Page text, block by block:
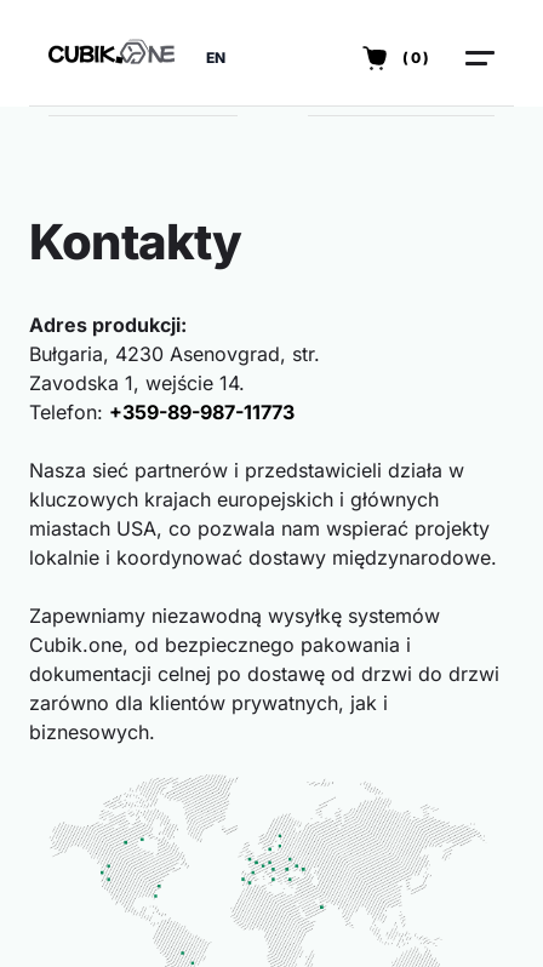
EN (0)
Kontakty
Adres produkcji:
Bułgaria, 4230 Asenovgrad, str.
Zavodska 1, wejście 14.
Telefon: +359-89-987-11773
Nasza sieć partnerów i przedstawicieli działa w
kluczowych krajach europejskich i głównych
miastach USA, co pozwala nam wspierać projekty
lokalnie i koordynować dostawy międzynarodowe.
Zapewniamy niezawodną wysyłkę systemów
Cubik.one, od bezpiecznego pakowania i
dokumentacji celnej po dostawę od drzwi do drzwi
zarówno dla klientów prywatnych, jak i
biznesowych.